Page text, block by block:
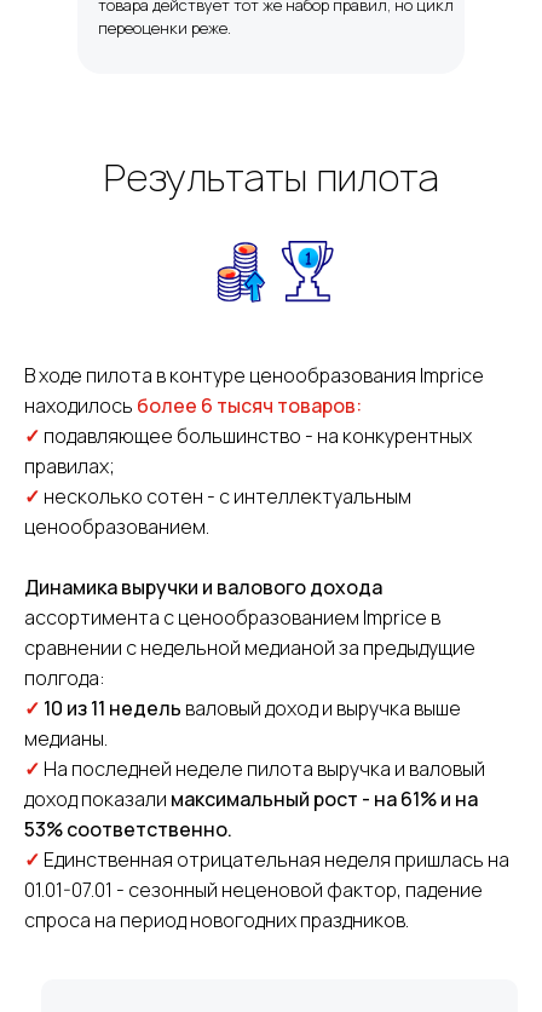
товара действует тот же набор правил, но цикл
переоценки реже.
Результаты пилота
В ходе пилота в контуре ценообразования Imprice
находилось более 6 тысяч товаров:
✓ подавляющее большинство - на конкурентных
правилах;
✓ несколько сотен - с интеллектуальным
ценообразованием.
Динамика выручки и валового дохода
ассортимента с ценообразованием Imprice в
сравнении с недельной медианой за предыдущие
полгода:
✓ 10 из 11 недель валовый доход и выручка выше
медианы.
✓ На последней неделе пилота выручка и валовый
доход показали максимальный рост - на 61% и на
53% соответственно.
✓ Единственная отрицательная неделя пришлась на
01.01-07.01 - сезонный неценовой фактор, падение
спроса на период новогодних праздников.